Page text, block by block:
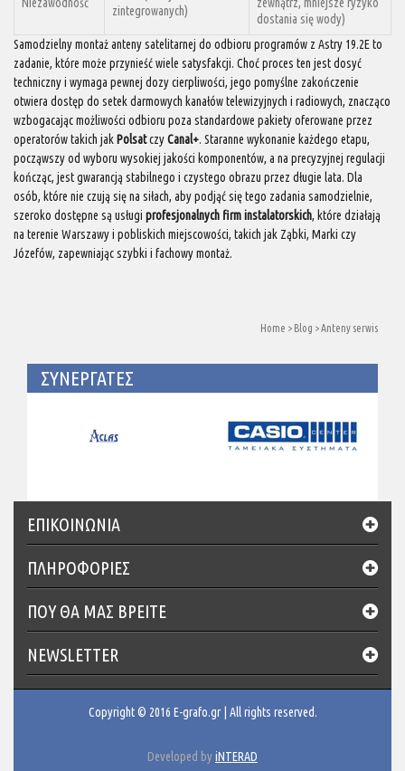
zintegrowanych)
dostania się wody)
Samodzielny montaż anteny satelitarnej do odbioru programów z Astry 19.2E to
zadanie, które może przynieść wiele satysfakcji. Choć proces ten jest dosyć
techniczny i wymaga pewnej dozy cierpliwości, jego pomyślne zakończenie
otwiera dostęp do setek darmowych kanałów telewizyjnych i radiowych, znacząco
wzbogacając możliwości odbioru poza standardowe pakiety oferowane przez
operatorów takich jakPolsatczyCanal+. Staranne wykonanie każdego etapu,
począwszy od wyboru wysokiej jakości komponentów, a na precyzyjnej regulacji
kończąc, jest gwarancją stabilnego i czystego obrazu przez długie lata. Dla
osób, które nie czują się na siłach, aby podjąć się tego zadania samodzielnie,
szeroko dostępne są usługi profesjonalnych firm instalatorskich, które działają
na terenie Warszawy i pobliskich miejscowości, takich jak Ząbki, Marki czy
Józefów, zapewniając szybki i fachowy montaż.
Home > Blog >Anteny serwis
ΣΥΝΕΡΓΑΤΕΣ
ΕΠΙΚΟΙΝΩΝΊΑ
ΠΛΗΡΟΦΟΡΙΕΣ
ΠΟΥ ΘΑ ΜΑΣ ΒΡΕΊΤΕ
NEWSLETTER
Copyright © 2016 E-grafo.gr | All rights reserved.
Developed by iNTERAD